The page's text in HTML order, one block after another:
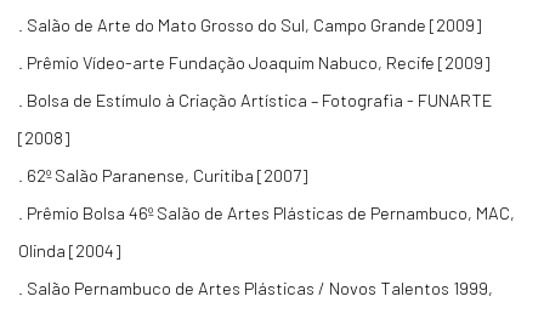
. Salão de Arte do Mato Grosso do Sul, Campo Grande [2009]
. Prêmio Vídeo-arte Fundação Joaquim Nabuco, Recife [2009]
. Bolsa de Estímulo à Criação Artística – Fotografia - FUNARTE
[2008]
. 62º Salão Paranense, Curitiba [2007]
. Prêmio Bolsa 46º Salão de Artes Plásticas de Pernambuco, MAC,
Olinda [2004]
. Salão Pernambuco de Artes Plásticas / Novos Talentos 1999,